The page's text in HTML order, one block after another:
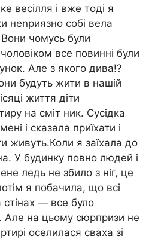
весілля і вже тоді я
неnриязно собі вела
чомусь були
все повинні були
Але з якого дива!?
будуть жити в нашій
життя діти
на сміт ник. Сусідка
і сказала приїхати і
живуть.Коли я заїхала до
У будинку повно людей і
ледь не збило з ніг, це
я побачила, що всі
— все було
Але на цьому сюрпризи не
оселилася сваха зі